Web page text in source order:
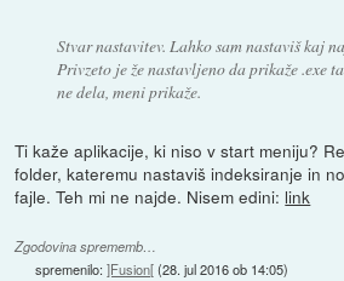
Stvar nastavitev. Lahko sam nastaviš kaj
Privzeto je že nastavljeno da prikaže .exe
ne dela, meni prikaže.
Ti kaže aplikacije, ki niso v start meniju?
folder, kateremu nastaviš indeksiranje in
fajle. Teh mi ne najde. Nisem edini: link
Zgodovina sprememb…
spremenilo:]Fusion[(28. jul 2016 ob 14:05)